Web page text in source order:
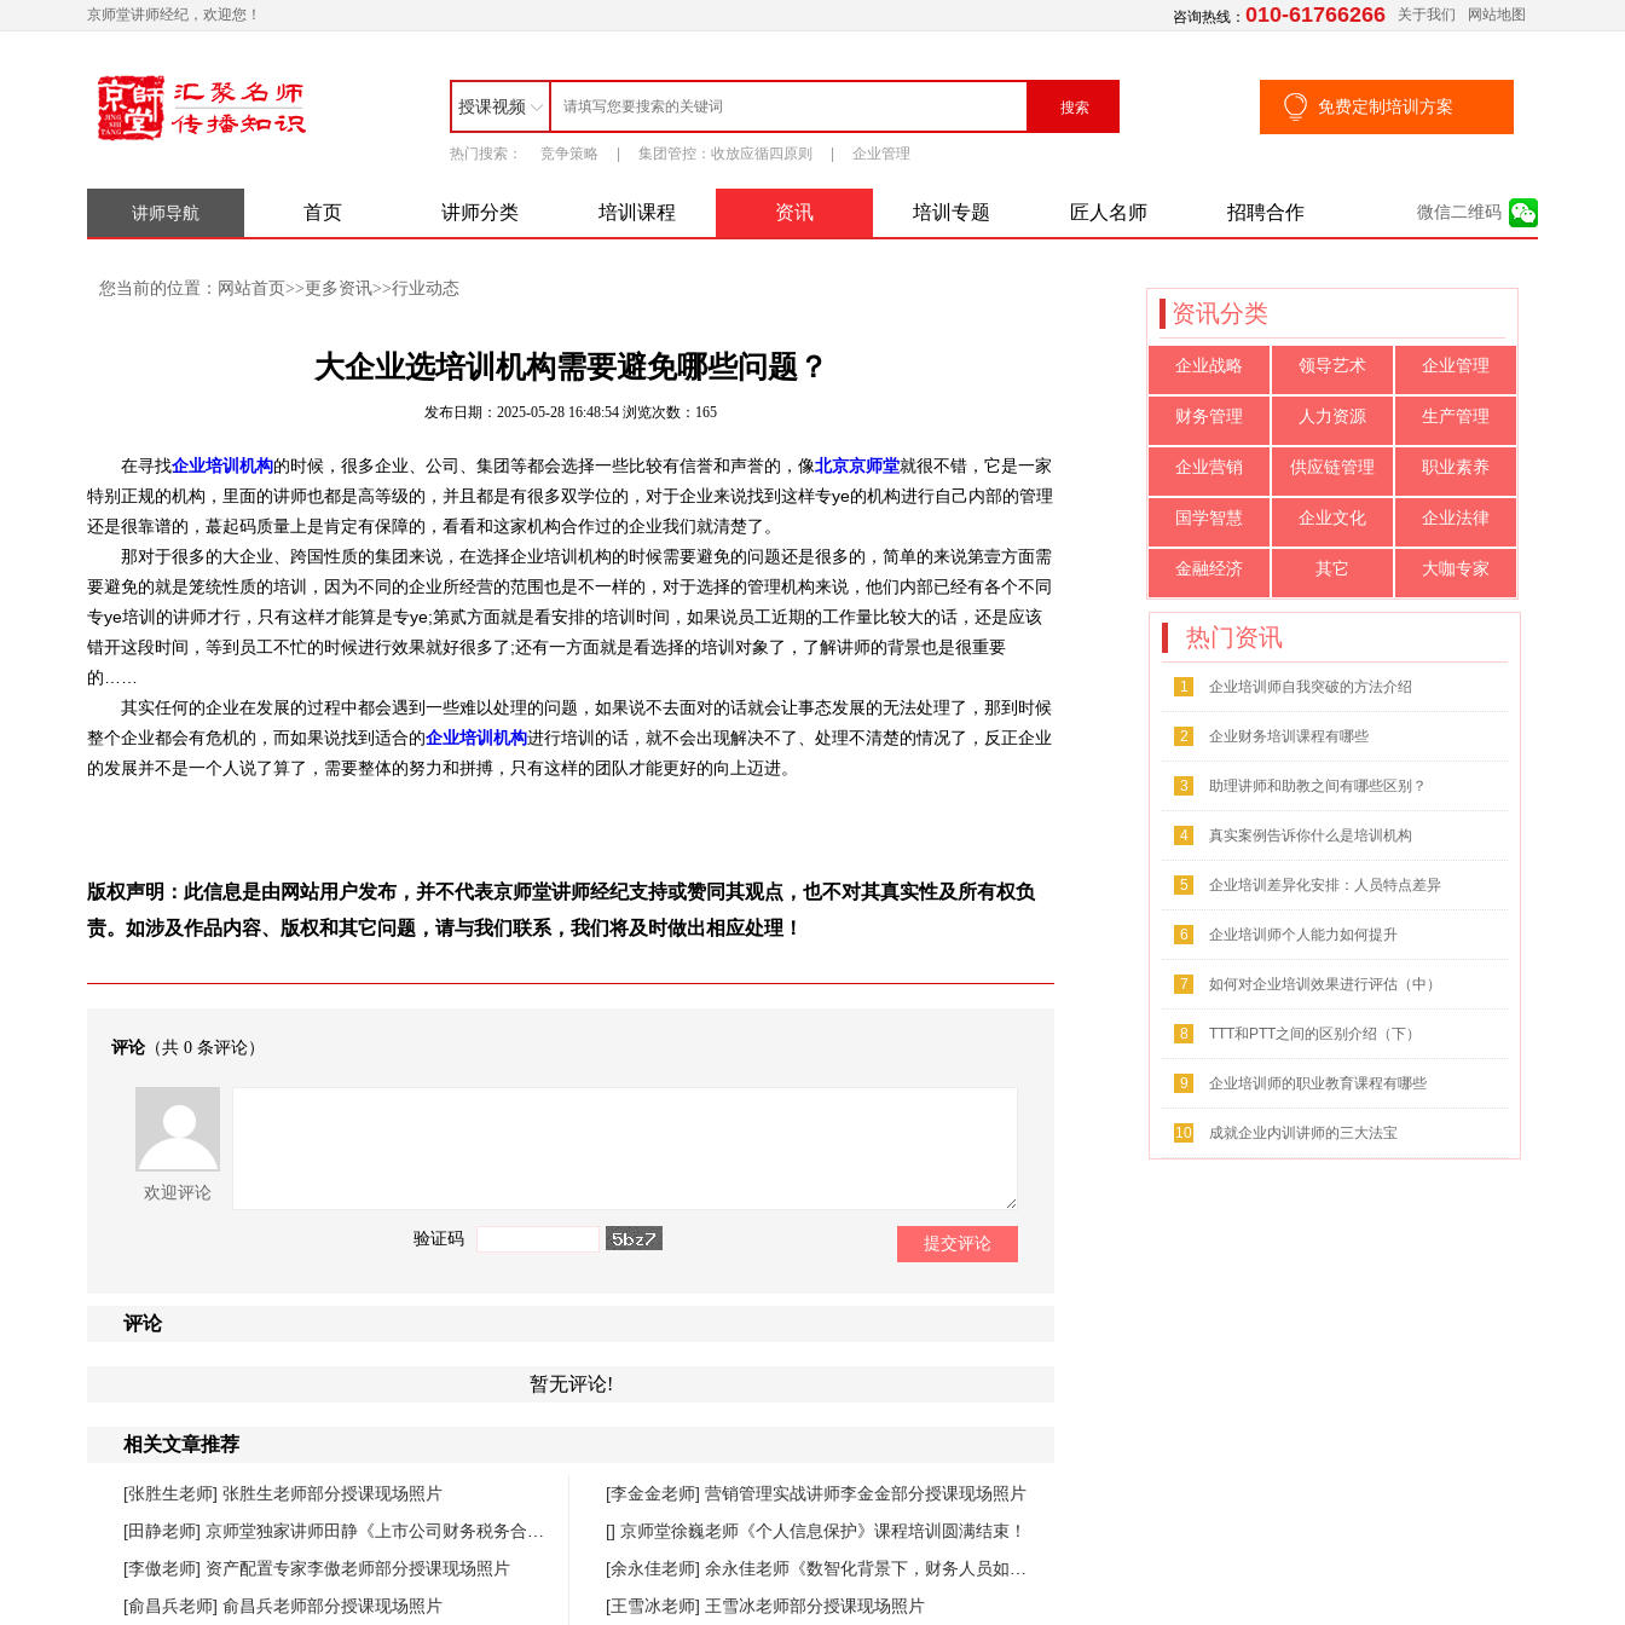
京师堂讲师经纪，欢迎您！ 咨询热线： 010-61766266 关于我们 网站地图
授课视频
热门搜索： 竞争策略 集团管控：收放应循四原则 企业管理
免费定制培训方案
首页 讲师分类 培训课程 资讯 培训专题 匠人名师 招聘合作 微信二维码
讲师导航
您当前的位置： 网站首页>>更多资讯>>行业动态
大企业选培训机构需要避免哪些问题？
发布日期：2025-05-28 16:48:54 浏览次数： 165
在寻找企业培训机构的时候，很多企业、公司、集团等都会选择一些比较有信誉和声誉的，像北京京师堂就很不错，它是一家
特别正规的机构，里面的讲师也都是高等级的，并且都是有很多双学位的，对于企业来说找到这样专ye的机构进行自己内部的管理
还是很靠谱的，蕞起码质量上是肯定有保障的，看看和这家机构合作过的企业我们就清楚了。
那对于很多的大企业、跨国性质的集团来说，在选择企业培训机构的时候需要避免的问题还是很多的，简单的来说第壹方面需
要避免的就是笼统性质的培训，因为不同的企业所经营的范围也是不一样的，对于选择的管理机构来说，他们内部已经有各个不同
专ye培训的讲师才行，只有这样才能算是专ye;第贰方面就是看安排的培训时间，如果说员工近期的工作量比较大的话，还是应该
错开这段时间，等到员工不忙的时候进行效果就好很多了;还有一方面就是看选择的培训对象了，了解讲师的背景也是很重要
的……
其实任何的企业在发展的过程中都会遇到一些难以处理的问题，如果说不去面对的话就会让事态发展的无法处理了，那到时候
整个企业都会有危机的，而如果说找到适合的企业培训机构进行培训的话，就不会出现解决不了、处理不清楚的情况了，反正企业
的发展并不是一个人说了算了，需要整体的努力和拼搏，只有这样的团队才能更好的向上迈进。
版权声明：此信息是由网站用户发布，并不代表京师堂讲师经纪支持或赞同其观点，也不对其真实性及所有权负
责。如涉及作品内容、版权和其它问题，请与我们联系，我们将及时做出相应处理！
评论 （共 0 条评论）
欢迎评论
验证码
评论
暂无评论!
相关文章推荐
[张胜生老师] 张胜生老师部分授课现场照片
[田静老师] 京师堂独家讲师田静《上市公司财务税务合规管理提升》课程圆满结束
[李傲老师] 资产配置专家李傲老师部分授课现场照片
[俞昌兵老师] 俞昌兵老师部分授课现场照片
[李金金老师] 营销管理实战讲师李金金部分授课现场照片
[] 京师堂徐巍老师《个人信息保护》课程培训圆满结束！
[余永佳老师] 余永佳老师《数智化背景下，财务人员如何提升数据分析能力，商业敏锐度》课程圆满结束
[王雪冰老师] 王雪冰老师部分授课现场照片
资讯分类
企业战略 领导艺术 企业管理
财务管理 人力资源 生产管理
企业营销 供应链管理 职业素养
国学智慧 企业文化 企业法律
金融经济 其它 大咖专家
热门资讯
1 企业培训师自我突破的方法介绍
2 企业财务培训课程有哪些
3 助理讲师和助教之间有哪些区别？
4 真实案例告诉你什么是培训机构
5 企业培训差异化安排：人员特点差异
6 企业培训师个人能力如何提升
7 如何对企业培训效果进行评估（中）
8 TTT和PTT之间的区别介绍（下）
9 企业培训师的职业教育课程有哪些
10 成就企业内训讲师的三大法宝